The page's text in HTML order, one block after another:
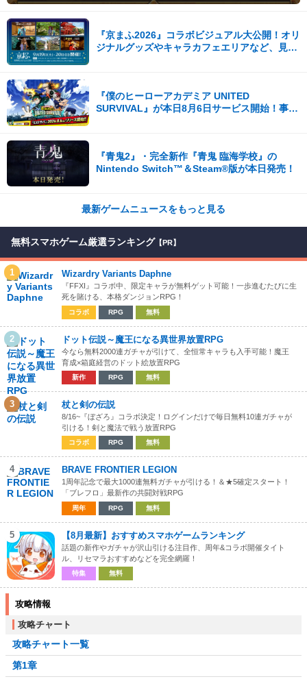
『京まふ2026』コラボビジュアル大公開！オリ
ジナルグッズやキャラカフェエリアなど、見ど
『僕のヒーローアカデミア UNITED
SURVIVAL』が本日8月6日サービス開始！事前
『青鬼2』・完全新作『青鬼 臨海学校』の
Nintendo Switch™＆Steam®版が本日発売！
最新ゲームニュースをもっと見る
無料スマホゲーム厳選ランキング 【PR】
1 Wizardry Variants Daphne
『FFXI』コラボ中、限定キャラが無料ゲット可能！一歩進むたびに生
死を賭ける、本格ダンジョンRPG！
コラボ RPG 無料
2 ドット伝説～魔王になる異世界放置RPG
今なら無料2000連ガチャが引けて、全恒常キャラも入手可能！魔王
育成×箱庭経営のドット絵放置RPG
新作 RPG 無料
3 杖と剣の伝説
8/16~『ぼざろ』コラボ決定！ログインだけで毎日無料10連ガチャが
引ける！剣と魔法で戦う放置RPG
コラボ RPG 無料
4 BRAVE FRONTIER LEGION
1周年記念で最大1000連無料ガチャが引ける！＆★5確定スタート！
「ブレフロ」最新作の共闘対戦RPG
周年 RPG 無料
5 【8月最新】おすすめスマホゲームランキング
話題の新作やガチャが沢山引ける注目作、周年&コラボ開催タイト
ル、リセマラおすすめなどを完全網羅！
特集 無料
攻略情報
攻略チャート
攻略チャート一覧
第1章